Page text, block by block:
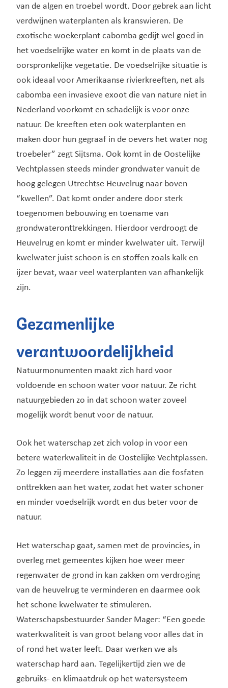
van de algen en troebel wordt. Door gebrek aan licht
verdwijnen waterplanten als kranswieren. De
exotische woekerplant cabomba gedijt wel goed in
het voedselrijke water en komt in de plaats van de
oorspronkelijke vegetatie. De voedselrijke situatie is
ook ideaal voor Amerikaanse rivierkreeften, net als
cabomba een invasieve exoot die van nature niet in
Nederland voorkomt en schadelijk is voor onze
natuur. De kreeften eten ook waterplanten en
maken door hun gegraaf in de oevers het water nog
troebeler” zegt Sijtsma. Ook komt in de Oostelijke
Vechtplassen steeds minder grondwater vanuit de
hoog gelegen Utrechtse Heuvelrug naar boven
“kwellen”. Dat komt onder andere door sterk
toegenomen bebouwing en toename van
grondwateronttrekkingen. Hierdoor verdroogt de
Heuvelrug en komt er minder kwelwater uit. Terwijl
kwelwater juist schoon is en stoffen zoals kalk en
ijzer bevat, waar veel waterplanten van afhankelijk
zijn.
Gezamenlijke
verantwoordelijkheid
Natuurmonumenten maakt zich hard voor
voldoende en schoon water voor natuur. Ze richt
natuurgebieden zo in dat schoon water zoveel
mogelijk wordt benut voor de natuur.
Ook het waterschap zet zich volop in voor een
betere waterkwaliteit in de Oostelijke Vechtplassen.
Zo leggen zij meerdere installaties aan die fosfaten
onttrekken aan het water, zodat het water schoner
en minder voedselrijk wordt en dus beter voor de
natuur.
Het waterschap gaat, samen met de provincies, in
overleg met gemeentes kijken hoe weer meer
regenwater de grond in kan zakken om verdroging
van de heuvelrug te verminderen en daarmee ook
het schone kwelwater te stimuleren.
Waterschapsbestuurder Sander Mager: “Een goede
waterkwaliteit is van groot belang voor alles dat in
of rond het water leeft. Daar werken we als
waterschap hard aan. Tegelijkertijd zien we de
gebruiks- en klimaatdruk op het watersysteem